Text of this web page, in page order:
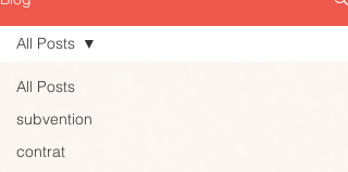
All Posts
subvention
contrat
All Posts